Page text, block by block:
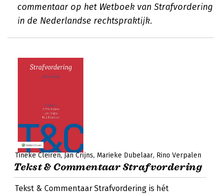
commentaar op het Wetboek van Strafvordering
in de Nederlandse rechtspraktijk.
Tineke Cleiren Jan Crijns Marieke Dubelaar Rino Verpalen
Tekst & Commentaar Strafvordering
Tekst & Commentaar Strafvordering is hét